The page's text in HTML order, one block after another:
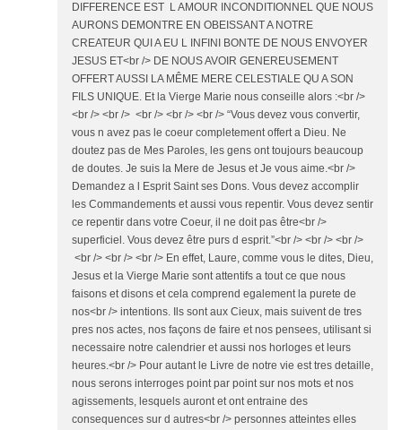
DIFFERENCE EST L AMOUR INCONDITIONNEL QUE NOUS
AURONS DEMONTRE EN OBEISSANT A NOTRE
CREATEUR QUI A EU L INFINI BONTE DE NOUS ENVOYER
JESUS ET<br /> DE NOUS AVOIR GENEREUSEMENT
OFFERT AUSSI LA MÊME MERE CELESTIALE QU A SON
FILS UNIQUE. Et la Vierge Marie nous conseille alors :<br />
<br /> <br /> <br /> <br /> <br /> “Vous devez vous convertir,
vous n avez pas le coeur completement offert a Dieu. Ne
doutez pas de Mes Paroles, les gens ont toujours beaucoup
de doutes. Je suis la Mere de Jesus et Je vous aime.<br />
Demandez a l Esprit Saint ses Dons. Vous devez accomplir
les Commandements et aussi vous repentir. Vous devez sentir
ce repentir dans votre Coeur, il ne doit pas être<br />
superficiel. Vous devez être purs d esprit.”<br /> <br /> <br />
<br /> <br /> <br /> En effet, Laure, comme vous le dites, Dieu,
Jesus et la Vierge Marie sont attentifs a tout ce que nous
faisons et disons et cela comprend egalement la purete de
nos<br /> intentions. Ils sont aux Cieux, mais suivent de tres
pres nos actes, nos façons de faire et nos pensees, utilisant si
necessaire notre calendrier et aussi nos horloges et leurs
heures.<br /> Pour autant le Livre de notre vie est tres detaille,
nous serons interroges point par point sur nos mots et nos
agissements, lesquels auront et ont entraine des
consequences sur d autres<br /> personnes atteintes elles